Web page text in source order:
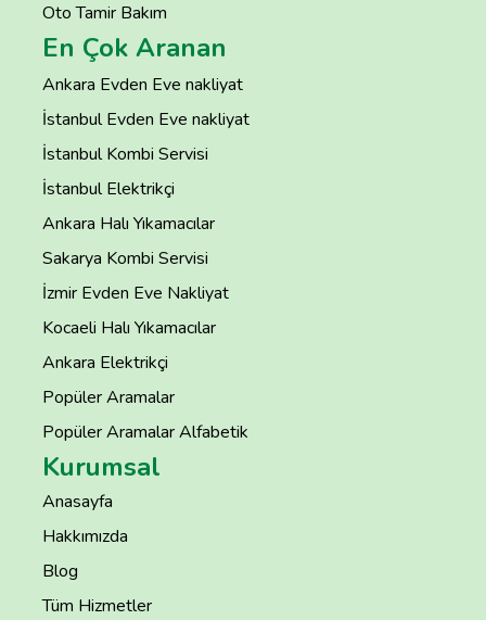
Oto Tamir Bakım
En Çok Aranan
Ankara Evden Eve nakliyat
İstanbul Evden Eve nakliyat
İstanbul Kombi Servisi
İstanbul Elektrikçi
Ankara Halı Yıkamacılar
Sakarya Kombi Servisi
İzmir Evden Eve Nakliyat
Kocaeli Halı Yıkamacılar
Ankara Elektrikçi
Popüler Aramalar
Popüler Aramalar Alfabetik
Kurumsal
Anasayfa
Hakkımızda
Blog
Tüm Hizmetler